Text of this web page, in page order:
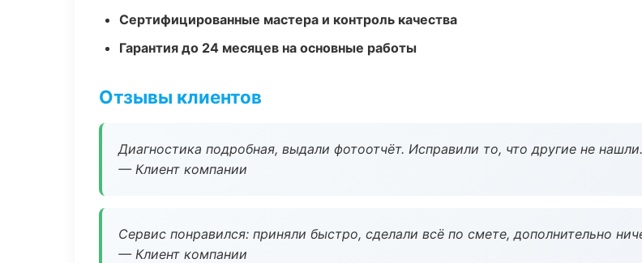
Сертифицированные мастера и контроль качества
Гарантия до 24 месяцев на основные работы
Отзывы клиентов
Диагностика подробная, выдали фотоотчёт. Исправили то, что другие не нашли.
— Клиент компании
Сервис понравился: приняли быстро, сделали всё по смете, дополнительно
— Клиент компании